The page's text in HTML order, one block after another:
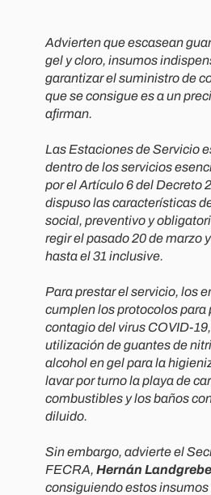
Advierten que escasean
gel y cloro, insumos
garantizar el suministro de
que se consigue es a un
afirman.
Las Estaciones de Servicio
dentro de los servicios
por el Artículo 6 del Decreto
dispuso las características
social, preventivo y
regir el pasado 20 de marzo
hasta el 31 inclusive.
Para prestar el servicio, los
cumplen los protocolos para
contagio del virus COVID-
utilización de guantes de
alcohol en gel para la
lavar por turno la playa de
combustibles y los baños
diluido.
Sin embargo, advierte el
FECRA, Hernán Landgrebe
consiguiendo estos